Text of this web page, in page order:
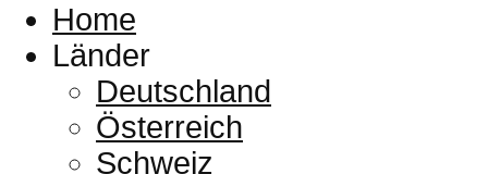
Home
Länder
Deutschland
Österreich
Schweiz